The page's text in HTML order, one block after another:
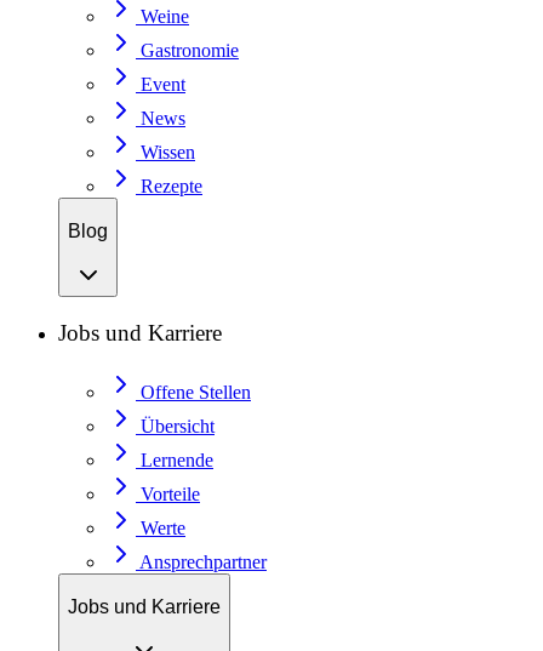
Weine
Gastronomie
Event
News
Wissen
Rezepte
Blog
Jobs und Karriere
Offene Stellen
Übersicht
Lernende
Vorteile
Werte
Ansprechpartner
Jobs und Karriere